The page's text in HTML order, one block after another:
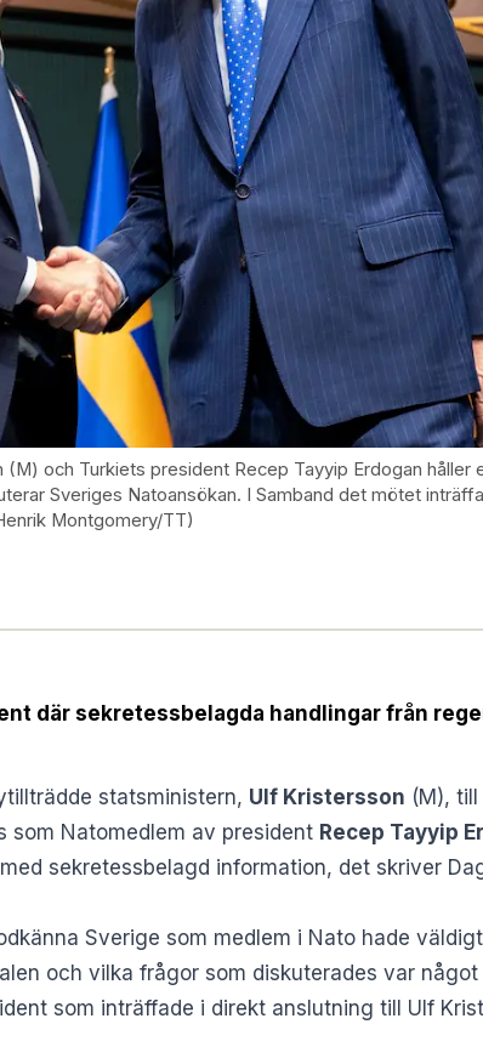
och Turkiets president Recep Tayyip Erdogan håller
Sveriges Natoansökan. I Samband det mötet
Montgomery/TT)
där sekretessbelagda handlingar från
statsministern, Ulf Kristersson (M),
som Natomedlem av president Recep Tayyip
sekretessbelagd information, det skriver
Sverige som medlem i Nato hade
och vilka frågor som diskuterades var
som inträffade i direkt anslutning till Ulf